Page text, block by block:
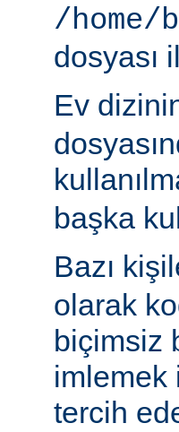
/
dosyası
Ev
başka
Bazı
olarak
biçimsiz
imlemek
tercih